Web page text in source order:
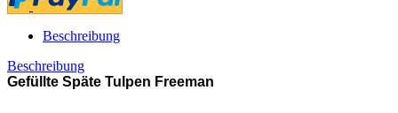
Beschreibung
Beschreibung
Gefüllte Späte Tulpen Freeman